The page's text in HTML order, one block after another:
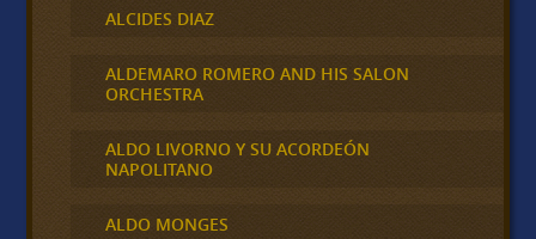
ALCIDES DIAZ
ALDEMARO ROMERO AND HIS SALON
ORCHESTRA
ALDO LIVORNO Y SU ACORDEÓN
NAPOLITANO
ALDO MONGES